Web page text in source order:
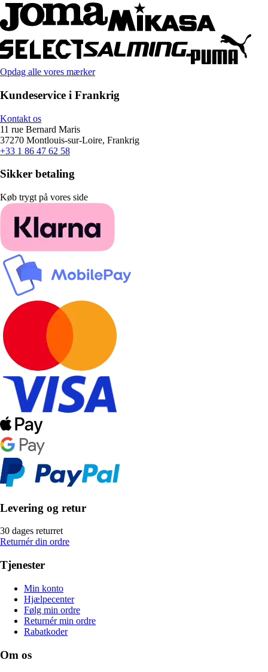
Opdag alle vores mærker
Kundeservice i Frankrig
Kontakt os
11 rue Bernard Maris
37270 Montlouis-sur-Loire, Frankrig
+33 1 86 47 62 58
Sikker betaling
Køb trygt på vores side
Levering og retur
30 dages returret
Returnér din ordre
Tjenester
Min konto
Hjælpecenter
Følg min ordre
Returnér min ordre
Rabatkoder
Om os